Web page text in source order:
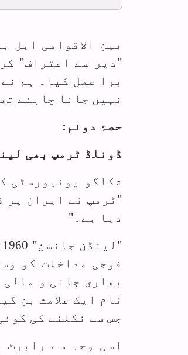
بین الاقوامی اہل
"دیر سے اعتراف"
برا عمل کیا۔ ہم
نہیں جانا چاہئے
حصۂ دوئم:
ڈونلڈ ٹرمپ بھی
شکاگو یونیورسٹی
"ٹرمپ نے ایران پر
دیا ہے۔"
فوجی مداخلت کو
بھاری جانی و
نام ایک علامت بن
جس سے نکلنے کی
اسی وجہ سے